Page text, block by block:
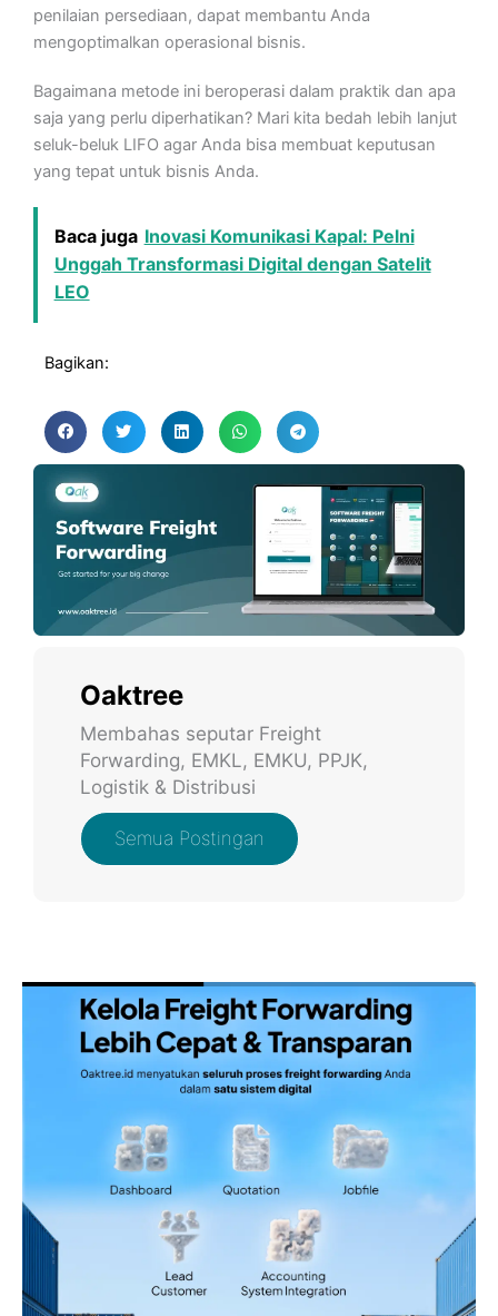
penilaian persediaan, dapat membantu Anda
mengoptimalkan operasional bisnis.
Bagaimana metode ini beroperasi dalam praktik dan apa
saja yang perlu diperhatikan? Mari kita bedah lebih lanjut
seluk-beluk LIFO agar Anda bisa membuat keputusan
yang tepat untuk bisnis Anda.
Baca juga Inovasi Komunikasi Kapal: Pelni
Unggah Transformasi Digital dengan Satelit
LEO
Bagikan:
Oaktree
Membahas seputar Freight
Forwarding, EMKL, EMKU, PPJK,
Logistik & Distribusi
Semua Postingan